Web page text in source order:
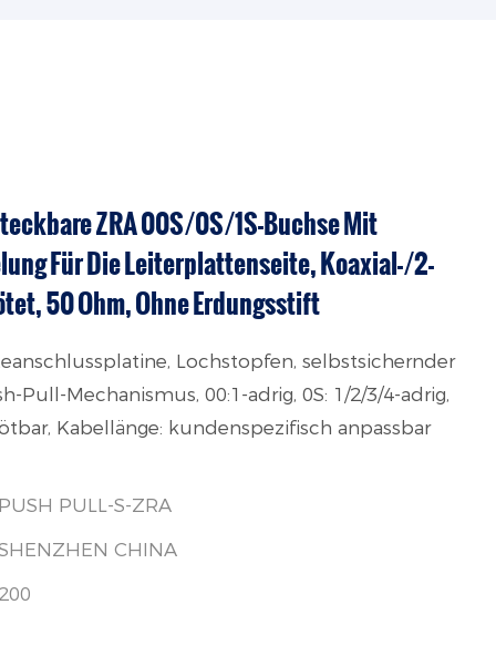
ZRA 00S/0S/1S-Buchse Mit
Für Die Leiterplattenseite, Koaxial-/2-
50 Ohm, Ohne Erdungsstift
Lochstopfen, selbstsichernder
Pull-Mechanismus, 00:1-adrig, 0S: 1/2/3/4-adrig,
Kabellänge: kundenspezifisch anpassbar
PULL-S-ZRA
CHINA